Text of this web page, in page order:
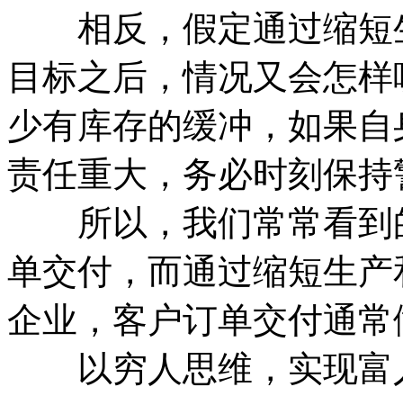
相反，假定通过缩短
目标之后，情况又会怎
少有库存的缓冲，如果
责任重大，务必时刻保
所以，我们常常看到
单交付，而通过缩短生
企业，客户订单交付通
以穷人思维，实现富